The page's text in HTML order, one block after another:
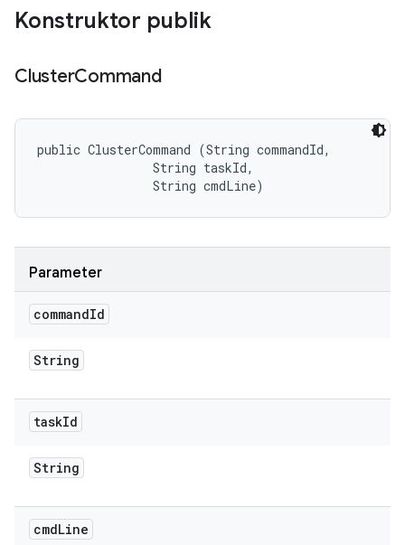
Konstruktor publik
ClusterCommand
public ClusterCommand (String commandId,
                String taskId,
                String cmdLine)
Parameter
commandId
String
taskId
String
cmdLine